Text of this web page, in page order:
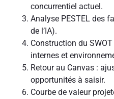
concurrentiel actuel.
Analyse PESTEL des
de l’IA).
Construction du
internes et
Retour au Canvas :
opportunités à saisir.
Courbe de valeur